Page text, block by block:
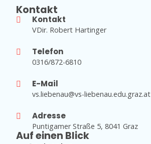
Kontakt
Kontakt
VDir. Robert Hartinger
Telefon
0316/872-6810
E-Mail
vs.liebenau@vs-liebenau.edu.graz.at
Adresse
Puntigamer Straße 5, 8041 Graz
Auf einen Blick